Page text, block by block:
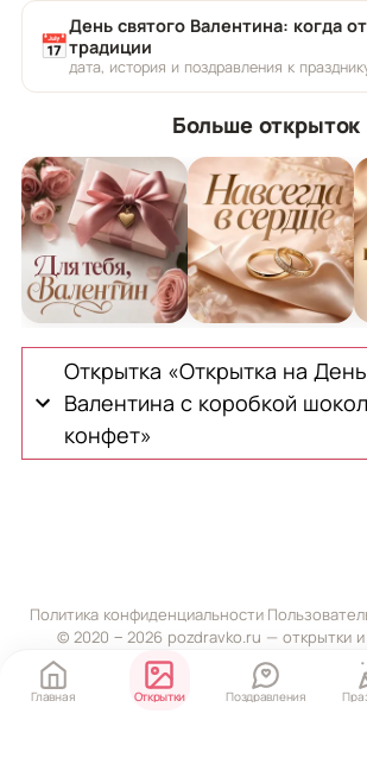
📅
День святого Валентина: когда
традиции
дата, история и поздравления к
Больше открыток
Открытка «Открытка на
Валентина с коробкой
конфет»
Политика конфиденциальности
© 2020 ‒ 2026 pozdravko.ru — открытки
Главная Открытки Поздравления